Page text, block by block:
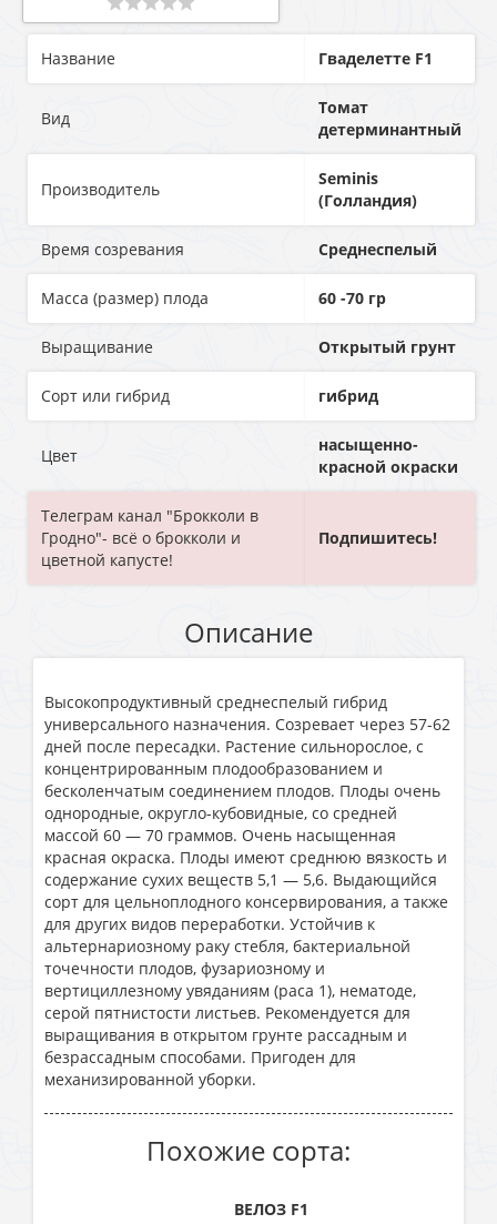
Название Гваделетте F1
Вид
Томат
детерминантный
Производитель
Seminis
(Голландия)
Время созревания Среднеспелый
Масса (размер) плода 60 -70 гр
Выращивание Открытый грунт
Сорт или гибрид гибрид
Цвет
насыщенно-
красной окраски
Телеграм канал "Брокколи в
Гродно"- всё о брокколи и
цветной капусте!
Подпишитесь!
Описание
Высокопродуктивный среднеспелый гибрид
универсального назначения. Созревает через 57-62
дней после пересадки. Растение сильнорослое, с
концентрированным плодообразованием и
бесколенчатым соединением плодов. Плоды очень
однородные, округло-кубовидные, со средней
массой 60 — 70 граммов. Очень насыщенная
красная окраска. Плоды имеют среднюю вязкость и
содержание сухих веществ 5,1 — 5,6. Выдающийся
сорт для цельноплодного консервирования, а также
для других видов переработки. Устойчив к
альтернариозному раку стебля, бактериальной
точечности плодов, фузариозному и
вертициллезному увяданиям (раса 1), нематоде,
серой пятнистости листьев. Рекомендуется для
выращивания в открытом грунте рассадным и
безрассадным способами. Пригоден для
механизированной уборки.
Похожие сорта:
ВЕЛОЗ F1